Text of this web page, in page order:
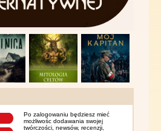
Po zalogowaniu będziesz mieć
możliwośc dodawania swojej
twórczości, newsów, recenzji,